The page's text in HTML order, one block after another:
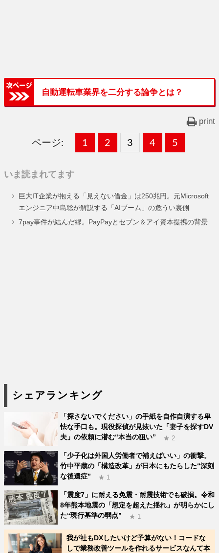
自動運転車業界を二分する論争とは？
print
ページ:
固
ー
ジ
1 ,
固
ー
ジ
2 ,
固
ー
ジ
3 ,
固
ー
ジ
4 ,
固
ー
ジ
5
いま読まれてます
巨大IT企業が抱える「見えない借金」は250兆円。元Microsoft
エンジニア中島聡が解説する「AIブーム」の危うい裏側
7pay事件が結んだ縁。PayPayとセブン＆アイ資本提携の背景
シェアランキング
「探さないでください」の手紙を自作自演する卑
怯な手口も。現役探偵が見抜いた「妻子を探すDV
夫」の依頼に潜む“本当の狙い”
★ 2
「少子化は外国人労働者で補えばいい」の衝撃。
竹中平蔵の「構造改革」が日本にもたらした“深刻
な後遺症”
★ 1
「震度7」に耐える免震・耐震技術でも破損。令和
8年熊本地震の「想定を超えた揺れ」が明らかにし
た“現行基準の弱点”
★ 1
我が社もDXしたいけど予算がない！コードな
しで業務改善ツールを作れるサービスなんて本